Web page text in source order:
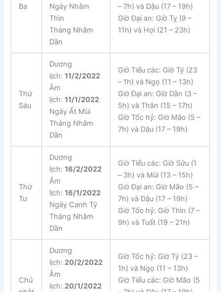
Ba
Ngày Nhâm
Thìn
Tháng Nhâm
Dần
– 7h) và Dậu (17 – 19h)
Giờ Đại an: Giờ Tỵ (9 –
11h) và Hợi (21 – 23h)
Thứ
Sáu
Dương
lịch:11/2/2022
Âm
lịch:11/1/2022
Ngày Ất Mùi
Tháng Nhâm
Dần
Giờ Tiểu các: Giờ Tý (23
– 1h) và Ngọ (11 – 13h)
Giờ Đại an: Giờ Dần (3 –
5h) và Thân (15 – 17h)
Giờ Tốc hỷ: Giờ Mão (5 –
7h) và Dậu (17 – 19h)
Thứ
Tư
Dương
lịch:16/2/2022
Âm
lịch:16/1/2022
Ngày Canh Tý
Tháng Nhâm
Dần
Giờ Tiểu các: Giờ Sửu (1
– 3h) và Mùi (13 – 15h)
Giờ Đại an: Giờ Mão (5 –
7h) và Dậu (17 – 19h)
Giờ Tốc hỷ: Giờ Thìn (7 –
9h) và Tuất (19 – 21h)
Chủ
Dương
lịch: 20/2/2022
Âm
lịch: 20/1/2022
Giờ Tốc hỷ: Giờ Tý (23 –
1h) và Ngọ (11 – 13h)
Giờ Tiểu các: Giờ Mão (5